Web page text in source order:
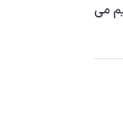
می